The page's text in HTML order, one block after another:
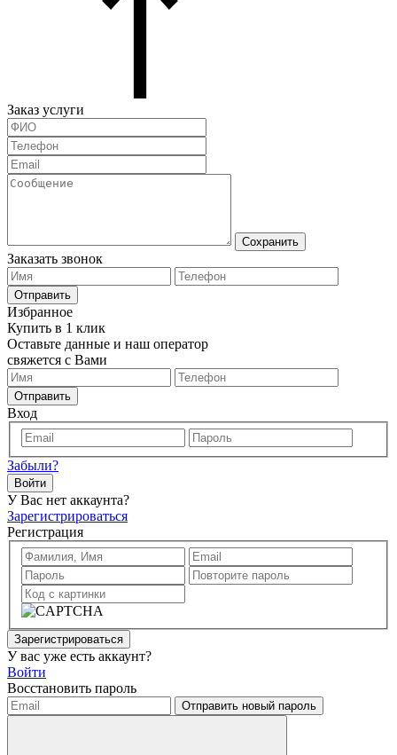
Заказ услуги
Сохранить
Заказать звонок
Отправить
Избранное
Купить в 1 клик
Оставьте данные и наш оператор
свяжется с Вами
Отправить
Вход
Забыли?
Войти
У Вас нет аккаунта?
Зарегистрироваться
Регистрация
Зарегистрироваться
У вас уже есть аккаунт?
Войти
Восстановить пароль
Отправить новый пароль